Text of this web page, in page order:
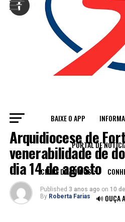
BAIXE O APP
PORTAL DE
CLUBE DE AMIGOS
🔊 OUÇA
BLOG
Arquidiocese de
venerabilidade de
dia 14 de agosto
Published 3 anos ago on 10
By Roberta Farias